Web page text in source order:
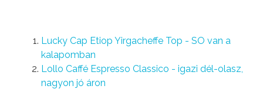
Lucky Cap Etiop Yirgacheffe Top - SO van a
kalapomban
Lollo Caffé Espresso Classico - igazi dél-olasz,
nagyon jó áron